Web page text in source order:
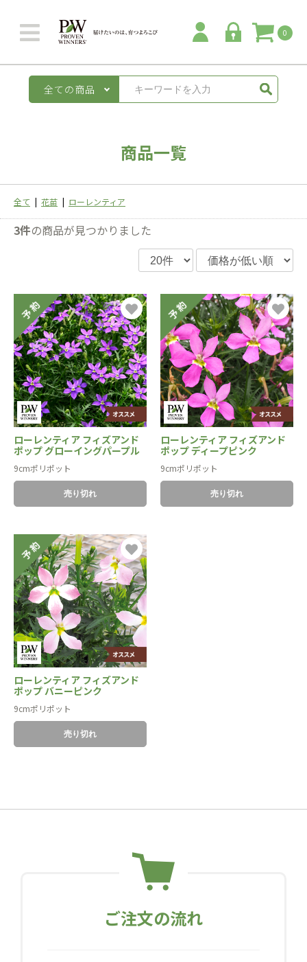
0
全ての商品
商品一覧
全て | 花苗 | ローレンティア
3件の商品が見つかりました
ローレンティア フィズアンド
ポップ グローイングパープル
9cmポリポット
売り切れ
ローレンティア フィズアンド
ポップ ディープピンク
9cmポリポット
売り切れ
ローレンティア フィズアンド
ポップ バニーピンク
9cmポリポット
売り切れ
ご注文の流れ